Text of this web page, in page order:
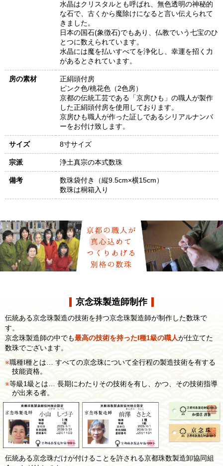
水晶はクリスタルとも呼ばれ、無色透明の神秘的
な石で、古くから魔除けになると言い伝えられて
きました。
日本の国石(象徴石)でもあり、仏教でいう七宝のひ
とつに数えられています。
水晶には魔を払いすべてを浄化し、幸運を招く力
があるとされています。
房の素材
正絹頭付房
ピンク色/桃花色（2色房）
京都の伝統工芸である「京房ひも」の職人が製作
した正絹頭付房を使用しております。
京房ひも職人が作った証しであるシリアルナンバ
ーをお付け致します。
サイズ 8寸サイズ
宗派 浄土真宗の本式数珠
備考
数珠袋付き（縦9.5cm×横15cm）
数珠は桐箱入り
京念珠製造師制作
伝統ある京念珠製造の技術を持つ京念珠製造師が制作した数珠で
す。
京念珠製造師の中でも最高の技術を持ったI種1級の職人が仕立てた
数珠でございます。
職種I種とは… すべての京念珠について全行程の製造技術を有する
技能資格。
等級1級とは… 長期にわたりその技術を有し、かつ、その技術指導
が出来る者。
伝統ある京念珠だけが付けることを許される京都珠数製造卸協同組